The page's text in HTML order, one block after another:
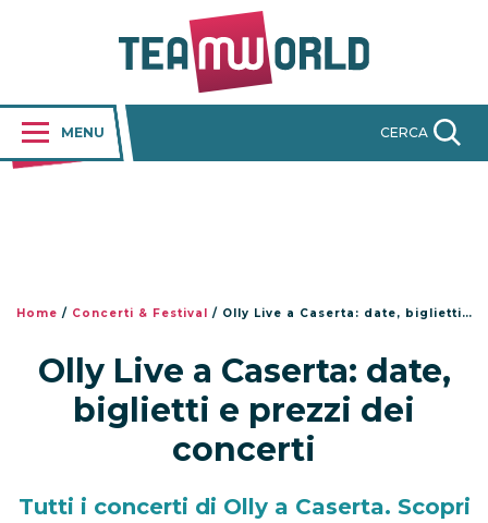
MENU CERCA
Home / Concerti & Festival / Olly Live a Caserta: date, biglietti e prezzi dei concerti
Olly Live a Caserta: date,
biglietti e prezzi dei
concerti
Tutti i concerti di Olly a Caserta. Scopri